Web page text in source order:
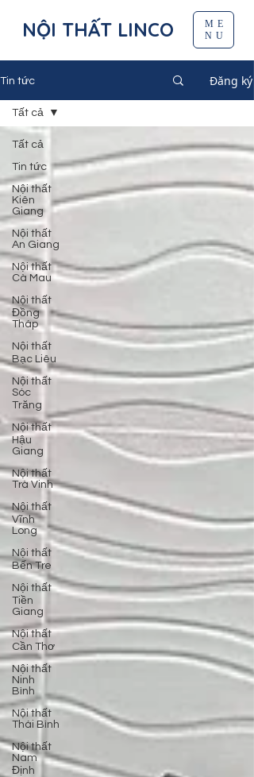
NỘI THẤT LINCO
ME
NU
Tin tức Đăng ký
Tất cả
Tin tức
Nội thất
Kiên
Giang
Nội thất
An Giang
Nội thất
Cà Mau
Nội thất
Đồng
Tháp
Nội thất
Bạc Liêu
Nội thất
Sóc
Trăng
Nội thất
Hậu
Giang
Nội thất
Trà Vinh
Nội thất
Vĩnh
Long
Nội thất
Bến Tre
Nội thất
Tiền
Giang
Nội thất
Cần Thơ
Nội thất
Ninh
Bình
Nội thất
Thái Bình
Nội thất
Nam
Định
Tất cả